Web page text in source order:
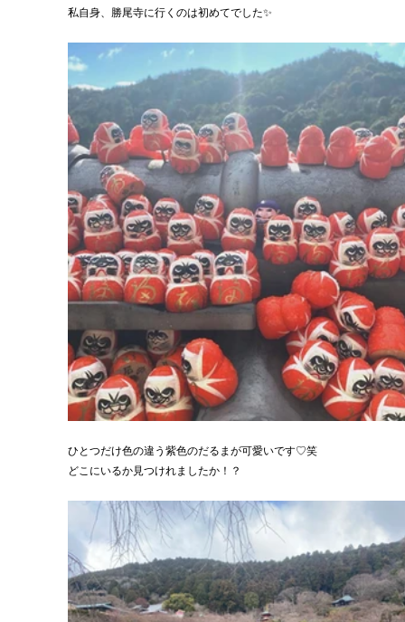
私自身、勝尾寺に行くのは初めてでした✨
ひとつだけ色の違う紫色のだるまが可愛いです♡笑
どこにいるか見つけれましたか！？